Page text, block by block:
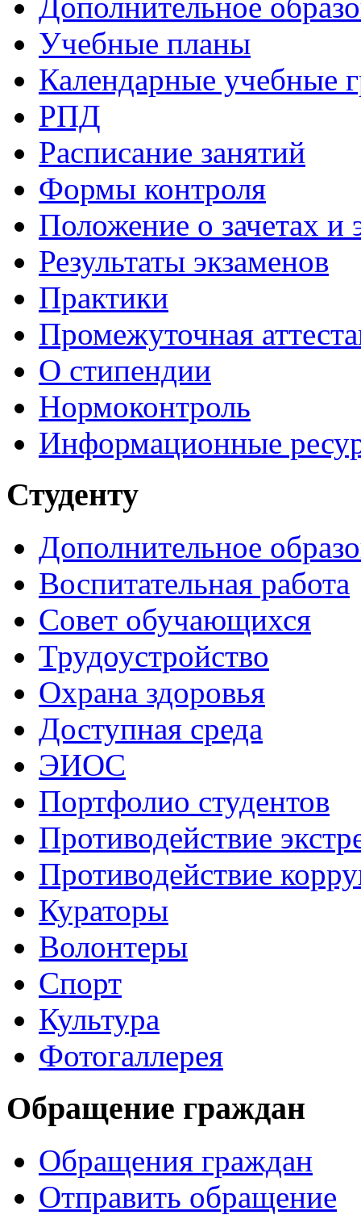
Учебные планы
Календарные учебные
РПД
Расписание занятий
Формы контроля
Положение о зачетах и
Результаты экзаменов
Практики
Промежуточная
О стипендии
Нормоконтроль
Информационные
Студенту
Дополнительное
Воспитательная работа
Совет обучающихся
Трудоустройство
Охрана здоровья
Доступная среда
ЭИОС
Портфолио студентов
Противодействие
Противодействие
Кураторы
Волонтеры
Спорт
Культура
Фотогаллерея
Обращение граждан
Обращения граждан
Отправить обращение